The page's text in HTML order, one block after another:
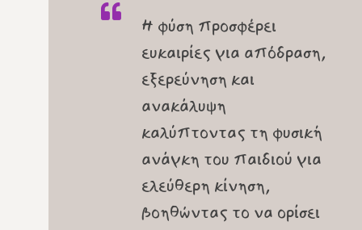
Η φύση προσφέρει
ευκαιρίες για απόδραση,
εξερεύνηση και
ανακάλυψη
καλύπτοντας τη φυσική
ανάγκη του παιδιού για
ελεύθερη κίνηση,
βοηθώντας το να ορίσει